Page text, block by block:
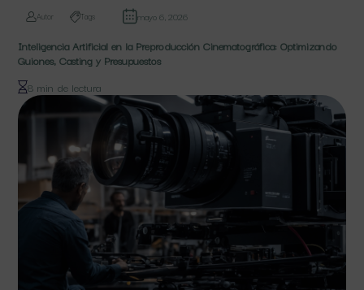
Autor Tags mayo 6, 2026
Inteligencia Artificial en la Preproducción Cinematográfica: Optimizando
Guiones, Casting y Presupuestos
8 min de lectura